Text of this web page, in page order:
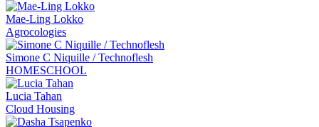
Mae-Ling Lokko
Agrocologies
Simone C Niquille / Technoflesh
HOMESCHOOL
Lucia Tahan
Cloud Housing